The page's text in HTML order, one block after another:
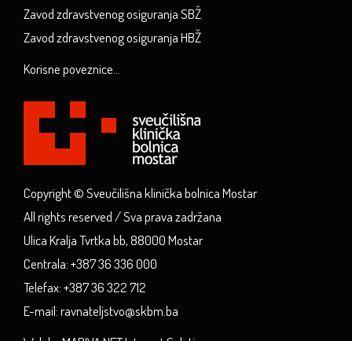
Zavod zdravstvenog osiguranja SBŽ
Zavod zdravstvenog osiguranja HBŽ
Korisne poveznice...
Copyright © Sveučilišna klinička bolnica Mostar
All rights reserved / Sva prava zadržana
Ulica Kralja Tvrtka bb, 88000 Mostar
Centrala: +387 36 336 000
Telefax: +387 36 322 712
E-mail: ravnateljstvo@skbm.ba